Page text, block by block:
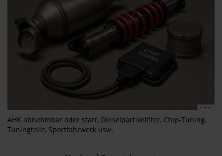
AHK abnehmbar oder starr, Dieselpartikelflter, Chip-Tuning,
Tuningteile, Sportfahrwerk usw.